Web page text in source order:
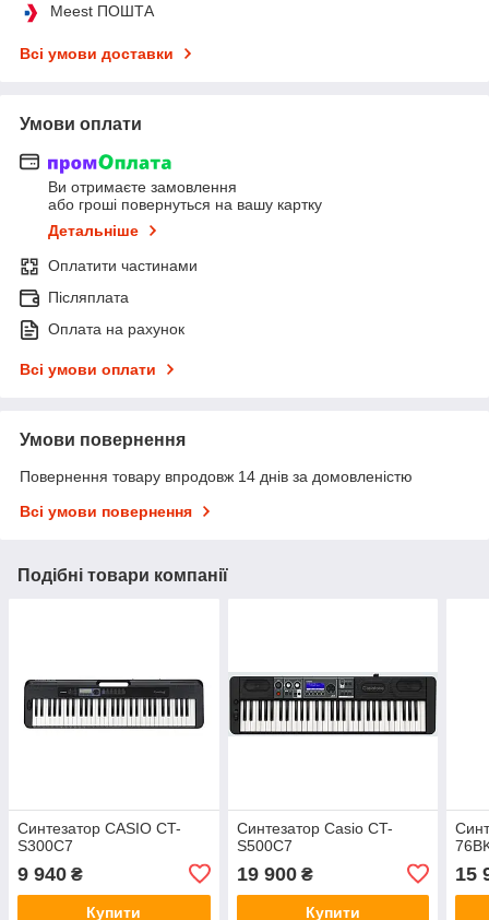
Meest ПОШТА
Всі умови доставки
Умови оплати
Ви отримаєте замовлення
або гроші повернуться на вашу картку
Детальніше
Оплатити частинами
Післяплата
Оплата на рахунок
Всі умови оплати
Умови повернення
Повернення товару впродовж 14 днів за домовленістю
Всі умови повернення
Подібні товари компанії
Синтезатор CASIO CT-
S300C7
9 940 ₴
Купити
Синтезатор Casio CT-
S500C7
19 900₴
Купити
15